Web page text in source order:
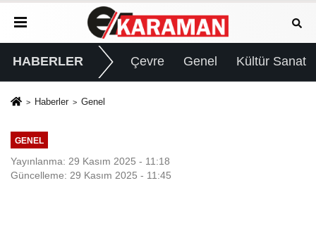
HABERLER Çevre Genel Kültür Sanat
Haberler Genel
GENEL
Yayınlanma: 29 Kasım 2025 - 11:18
Güncelleme: 29 Kasım 2025 - 11:45